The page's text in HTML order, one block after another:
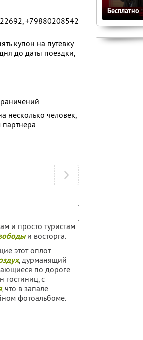
+79880208542
купон на путёвку
до даты поездки,
несколько человек,
и просто туристам
и восторга.
этот оплот
, дурманящий
по дороге
гостиниц, с
, что в запале
фотоальбоме.
Бесплатно